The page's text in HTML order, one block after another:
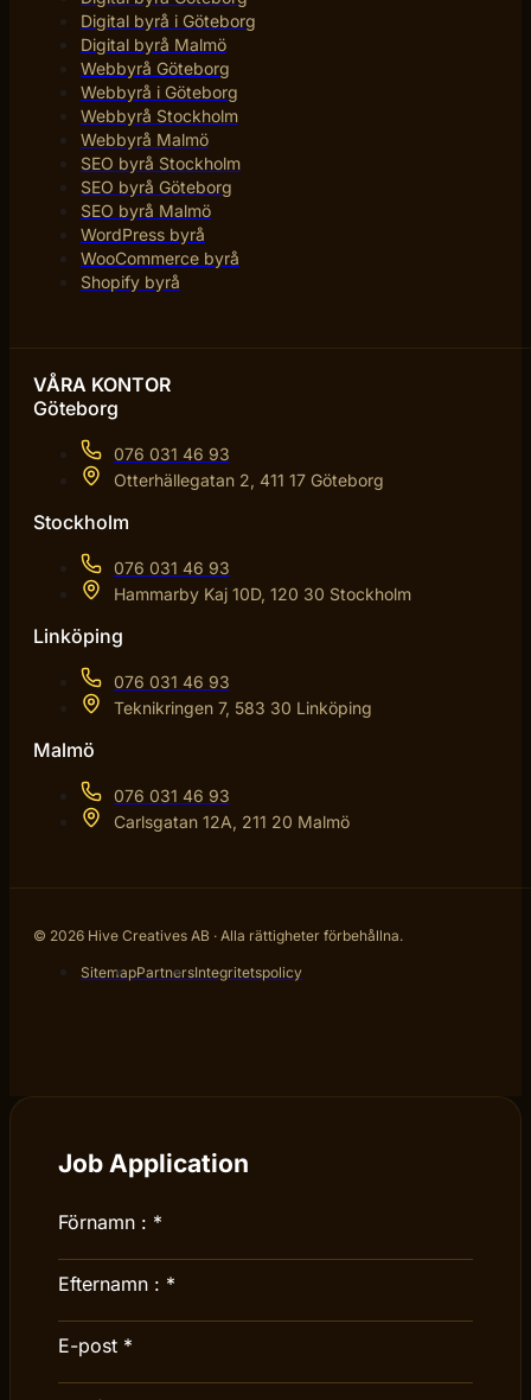
Digital byrå i Göteborg
Digital byrå Malmö
Webbyrå Göteborg
Webbyrå i Göteborg
Webbyrå Stockholm
Webbyrå Malmö
SEO byrå Stockholm
SEO byrå Göteborg
SEO byrå Malmö
WordPress byrå
WooCommerce byrå
Shopify byrå
VÅRA KONTOR
Göteborg
076 031 46 93
Otterhällegatan 2, 411 17 Göteborg
Stockholm
076 031 46 93
Hammarby Kaj 10D, 120 30 Stockholm
Linköping
076 031 46 93
Teknikringen 7, 583 30 Linköping
Malmö
076 031 46 93
Carlsgatan 12A, 211 20 Malmö
© 2026 Hive Creatives AB · Alla rättigheter förbehållna.
SitemapPartnersIntegritetspolicy
Job Application
Förnamn : *
Efternamn : *
E-post *